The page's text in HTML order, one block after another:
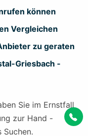
können
Vergleichen
zu geraten
Griesbach -
Sie im Ernstfall
zur Hand -
Suchen.